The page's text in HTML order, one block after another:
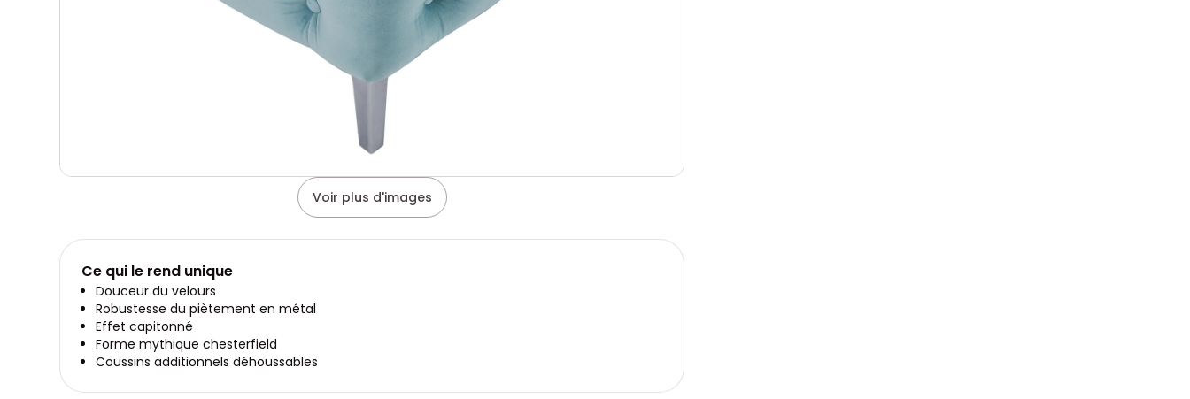
Voir plus d'images
Ce qui le rend unique
Douceur du velours
Robustesse du piètement en métal
Effet capitonné
Forme mythique chesterfield
Coussins additionnels déhoussables